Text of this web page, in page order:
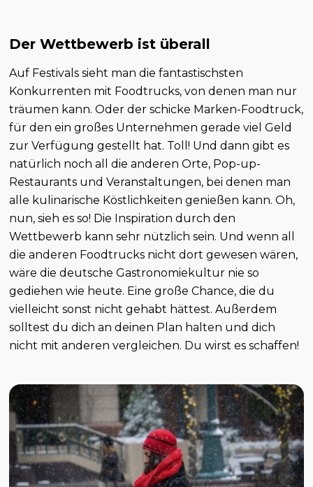
Der Wettbewerb ist überall
Auf Festivals sieht man die fantastischsten
Konkurrenten mit Foodtrucks, von denen man nur
träumen kann. Oder der schicke Marken-Foodtruck,
für den ein großes Unternehmen gerade viel Geld
zur Verfügung gestellt hat. Toll! Und dann gibt es
natürlich noch all die anderen Orte, Pop-up-
Restaurants und Veranstaltungen, bei denen man
alle kulinarische Köstlichkeiten genießen kann. Oh,
nun, sieh es so! Die Inspiration durch den
Wettbewerb kann sehr nützlich sein. Und wenn all
die anderen Foodtrucks nicht dort gewesen wären,
wäre die deutsche Gastronomiekultur nie so
gediehen wie heute. Eine große Chance, die du
vielleicht sonst nicht gehabt hättest. Außerdem
solltest du dich an deinen Plan halten und dich
nicht mit anderen vergleichen. Du wirst es schaffen!